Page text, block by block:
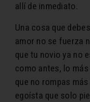
allí de inmediato.
Una cosa que
amor no se fuerza
que tu novio ya no
como antes, lo
que no rompas
egoísta que solo